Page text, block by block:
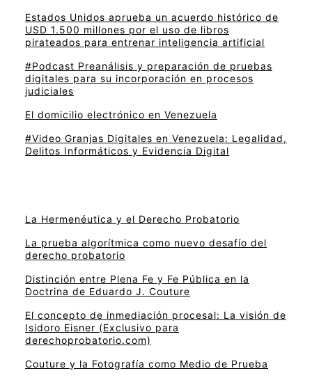
Estados Unidos aprueba un acuerdo histórico de
USD 1.500 millones por el uso de libros
pirateados para entrenar inteligencia artificial
#Podcast Preanálisis y preparación de pruebas
digitales para su incorporación en procesos
judiciales
El domicilio electrónico en Venezuela
#Video Granjas Digitales en Venezuela: Legalidad,
Delitos Informáticos y Evidencia Digital
La Hermenéutica y el Derecho Probatorio
La prueba algorítmica como nuevo desafío del
derecho probatorio
Distinción entre Plena Fe y Fe Pública en la
Doctrina de Eduardo J. Couture
El concepto de inmediación procesal: La visión de
Isidoro Eisner (Exclusivo para
derechoprobatorio.com)
Couture y la Fotografía como Medio de Prueba